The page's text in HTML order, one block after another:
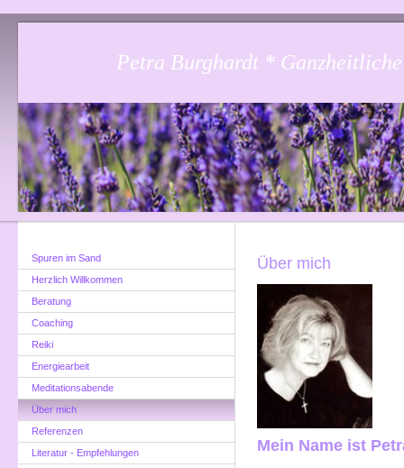
Petra Burghardt *
Spuren im Sand
Herzlich Willkommen
Beratung
Coaching
Reiki
Energiearbeit
Meditationsabende
Über mich
Referenzen
Literatur - Empfehlungen
Über mich
Mein Name ist